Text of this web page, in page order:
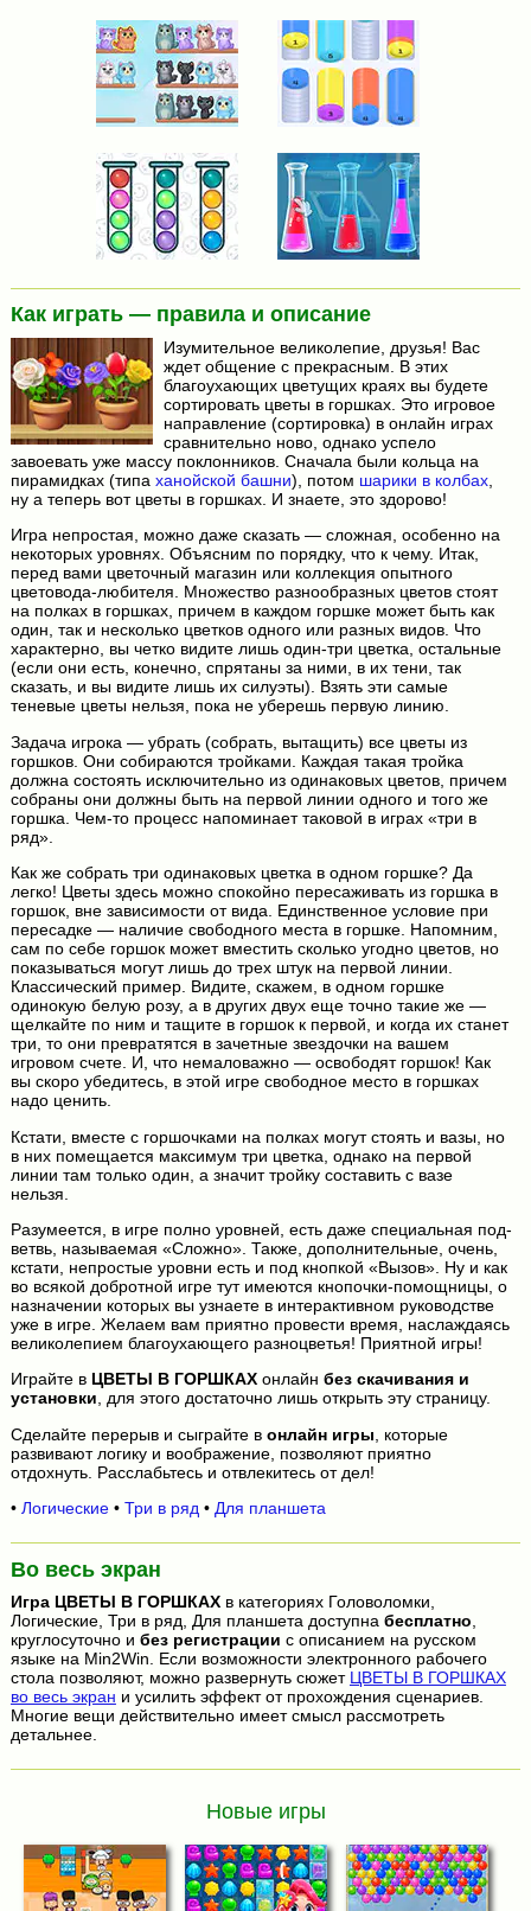
Как играть — правила и описание
Изумительное великолепие, друзья! Вас
ждет общение с прекрасным. В этих
благоухающих цветущих краях вы будете
сортировать цветы в горшках. Это игровое
направление (сортировка) в онлайн играх
сравнительно ново, однако успело
завоевать уже массу поклонников. Сначала были кольца на
пирамидках (типа ханойской башни), потом шарики в колбах,
ну а теперь вот цветы в горшках. И знаете, это здорово!
Игра непростая, можно даже сказать — сложная, особенно на
некоторых уровнях. Объясним по порядку, что к чему. Итак,
перед вами цветочный магазин или коллекция опытного
цветовода-любителя. Множество разнообразных цветов стоят
на полках в горшках, причем в каждом горшке может быть как
один, так и несколько цветков одного или разных видов. Что
характерно, вы четко видите лишь один-три цветка, остальные
(если они есть, конечно, спрятаны за ними, в их тени, так
сказать, и вы видите лишь их силуэты). Взять эти самые
теневые цветы нельзя, пока не уберешь первую линию.
Задача игрока — убрать (собрать, вытащить) все цветы из
горшков. Они собираются тройками. Каждая такая тройка
должна состоять исключительно из одинаковых цветов, причем
собраны они должны быть на первой линии одного и того же
горшка. Чем-то процесс напоминает таковой в играх «три в
ряд».
Как же собрать три одинаковых цветка в одном горшке? Да
легко! Цветы здесь можно спокойно пересаживать из горшка в
горшок, вне зависимости от вида. Единственное условие при
пересадке — наличие свободного места в горшке. Напомним,
сам по себе горшок может вместить сколько угодно цветов, но
показываться могут лишь до трех штук на первой линии.
Классический пример. Видите, скажем, в одном горшке
одинокую белую розу, а в других двух еще точно такие же —
щелкайте по ним и тащите в горшок к первой, и когда их станет
три, то они превратятся в зачетные звездочки на вашем
игровом счете. И, что немаловажно — освободят горшок! Как
вы скоро убедитесь, в этой игре свободное место в горшках
надо ценить.
Кстати, вместе с горшочками на полках могут стоять и вазы, но
в них помещается максимум три цветка, однако на первой
линии там только один, а значит тройку составить с вазе
нельзя.
Разумеется, в игре полно уровней, есть даже специальная под-
ветвь, называемая «Сложно». Также, дополнительные, очень,
кстати, непростые уровни есть и под кнопкой «Вызов». Ну и как
во всякой добротной игре тут имеются кнопочки-помощницы, о
назначении которых вы узнаете в интерактивном руководстве
уже в игре. Желаем вам приятно провести время, наслаждаясь
великолепием благоухающего разноцветья! Приятной игры!
Играйте в ЦВЕТЫ В ГОРШКАХонлайн без скачивания и
установки, для этого достаточно лишь открыть эту страницу.
Сделайте перерыв и сыграйте в онлайн игры , которые
развивают логику и воображение, позволяют приятно
отдохнуть. Расслабьтесь и отвлекитесь от дел!
• Логические• Три в ряд • Для планшета
Во весь экран
Игра ЦВЕТЫ В ГОРШКАХв категориях Головоломки,
Логические, Три в ряд, Для планшета доступна бесплатно,
круглосуточно и без регистрации с описанием на русском
языке на Min2Win. Если возможности электронного рабочего
стола позволяют, можно развернуть сюжет ЦВЕТЫ В ГОРШКАХ
во весь экран и усилить эффект от прохождения сценариев.
Многие вещи действительно имеет смысл рассмотреть
детальнее.
Новые игры